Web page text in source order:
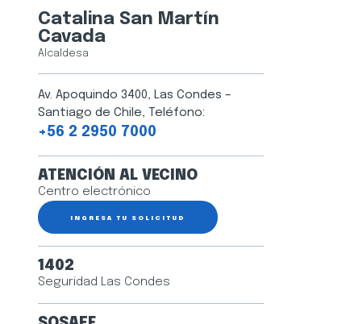
Catalina San Martín
Cavada
Alcaldesa
Av. Apoquindo 3400, Las Condes –
Santiago de Chile, Teléfono:
+56 2 2950 7000
ATENCIÓN AL VECINO
Centro electrónico
INGRESA TU SOLICITUD
1402
Seguridad Las Condes